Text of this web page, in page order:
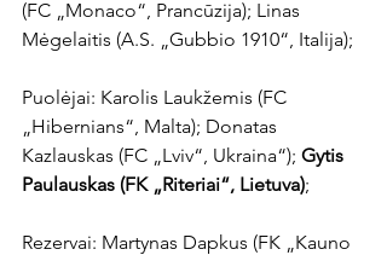
(FC „Monaco“, Prancūzija); Linas
Mėgelaitis (A.S. „Gubbio 1910“, Italija);
Puolėjai: Karolis Laukžemis (FC
„Hibernians“, Malta); Donatas
Kazlauskas (FC „Lviv“, Ukraina“); Gytis
Paulauskas (FK „Riteriai“, Lietuva);
Rezervai: Martynas Dapkus (FK „Kauno